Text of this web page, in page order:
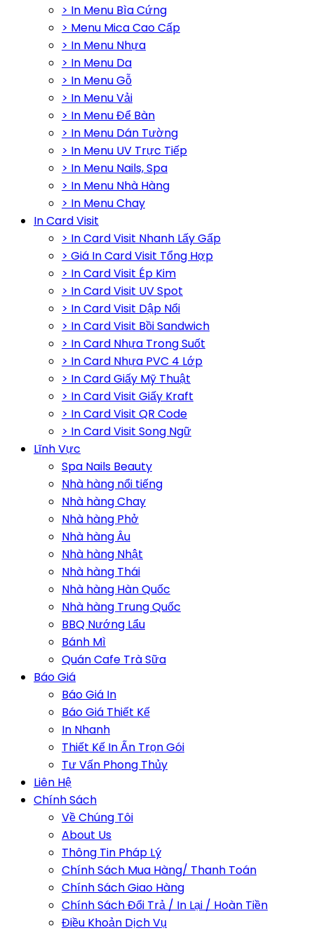
> In Menu Bìa Cứng
> Menu Mica Cao Cấp
> In Menu Nhựa
> In Menu Da
> In Menu Gỗ
> In Menu Vải
> In Menu Để Bàn
> In Menu Dán Tường
> In Menu UV Trực Tiếp
> In Menu Nails, Spa
> In Menu Nhà Hàng
> In Menu Chay
In Card Visit
> In Card Visit Nhanh Lấy Gấp
> Giá In Card Visit Tổng Hợp
> In Card Visit Ép Kim
> In Card Visit UV Spot
> In Card Visit Dập Nổi
> In Card Visit Bồi Sandwich
> In Card Nhựa Trong Suốt
> In Card Nhựa PVC 4 Lớp
> In Card Giấy Mỹ Thuật
> In Card Visit Giấy Kraft
> In Card Visit QR Code
> In Card Visit Song Ngữ
Lĩnh Vực
Spa Nails Beauty
Nhà hàng nổi tiếng
Nhà hàng Chay
Nhà hàng Phở
Nhà hàng Âu
Nhà hàng Nhật
Nhà hàng Thái
Nhà hàng Hàn Quốc
Nhà hàng Trung Quốc
BBQ Nướng Lẩu
Bánh Mì
Quán Cafe Trà Sữa
Báo Giá
Báo Giá In
Báo Giá Thiết Kế
In Nhanh
Thiết Kế In Ấn Trọn Gói
Tư Vấn Phong Thủy
Liên Hệ
Chính Sách
Về Chúng Tôi
About Us
Thông Tin Pháp Lý
Chính Sách Mua Hàng/ Thanh Toán
Chính Sách Giao Hàng
Chính Sách Đổi Trả / In Lại / Hoàn Tiền
Điều Khoản Dịch Vụ